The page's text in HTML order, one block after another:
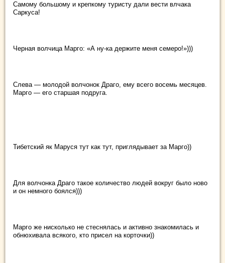
Самому большому и крепкому туристу дали вести влчака
Саркуса!
Черная волчица Марго: «А ну-ка держите меня семеро!»)))
Слева — молодой волчонок Драго, ему всего восемь месяцев.
Марго — его старшая подруга.
Тибетский як Маруся тут как тут, приглядывает за Марго))
Для волчонка Драго такое количество людей вокруг было ново
и он немного боялся)))
Марго же нисколько не стеснялась и активно знакомилась и
обнюхивала всякого, кто присел на корточки))